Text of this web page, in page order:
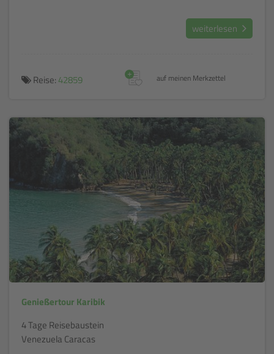
weiterlesen
Reise: 42859 auf meinen Merkzettel
+
Genießertour Karibik
4 Tage Reisebaustein
Venezuela Caracas